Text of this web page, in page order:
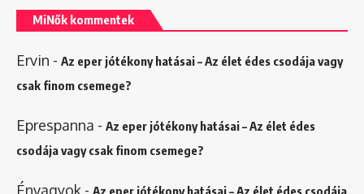
MiNők kommentek
Ervin - Az eper jótékony hatásai – Az élet édes csodája vagy
csak finom csemege?
Eprespanna - Az eper jótékony hatásai – Az élet édes
csodája vagy csak finom csemege?
Énvagyok - Az eper jótékony hatásai – Az élet édes csodája